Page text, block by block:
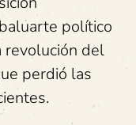
político
revolución del
perdió las